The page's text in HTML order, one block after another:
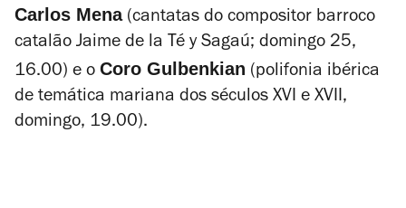
Carlos Mena(cantatas do compositor barroco
catalão Jaime de la Té y Sagaú; domingo 25,
16.00) e o Coro Gulbenkian (polifonia ibérica
de temática mariana dos séculos XVI e XVII,
domingo, 19.00).